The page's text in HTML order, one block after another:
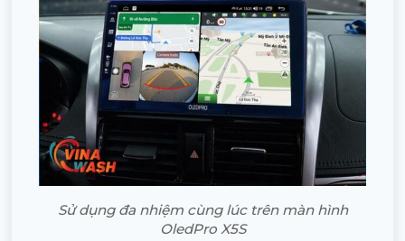
Sử dụng đa nhiệm cùng lúc trên màn hình
OledPro X5S